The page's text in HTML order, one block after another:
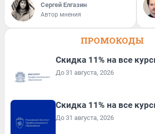
Сергей Елгазин
Автор мнения
ПРОМОКОДЫ
Скидка 11% на все
До 31 августа, 2026
Скидка 11% на все
До 31 августа, 2026